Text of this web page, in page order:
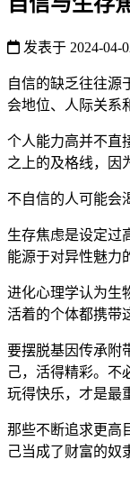
发表于 2024-04-
自信的缺乏往往源
会地位、人际关系
个人能力高并不直
之上的及格线，因
不自信的人可能会
生存焦虑是设定过
能源于对异性魅力
进化心理学认为生
活着的个体都携带
要摆脱基因传承附
己，活得精彩。不
玩得快乐，才是最
那些不断追求更高
己当成了财富的奴